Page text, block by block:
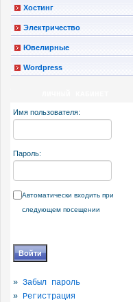
Хостинг
Электричество
Ювелирные
Wordpress
Имя пользователя:
Пароль:
Автоматически входить при
следующем посещении
» Забыл пароль
» Регистрация